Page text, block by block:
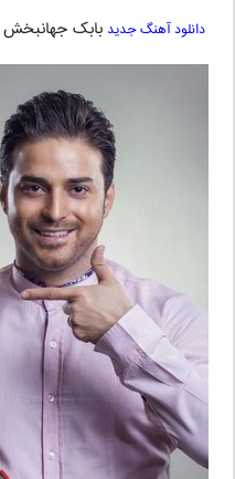
دانلود آهنگ جدید بابک جهانبخش